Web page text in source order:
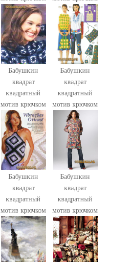
Бабушкин
квадрат
квадратный
мотив крючком
Бабушкин
квадрат
квадратный
мотив крючком
Бабушкин
квадрат
квадратный
мотив крючком
Бабушкин
квадрат
квадратный
мотив крючком